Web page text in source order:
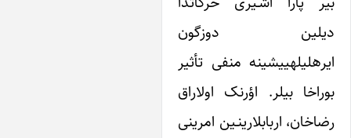
دوزگون
ایره‎‎لی‎له‎ییشینه منفی تأثیر
بیلر. اؤرنک اولاراق
رضاخان، ارباب‎لارینـین امرینی